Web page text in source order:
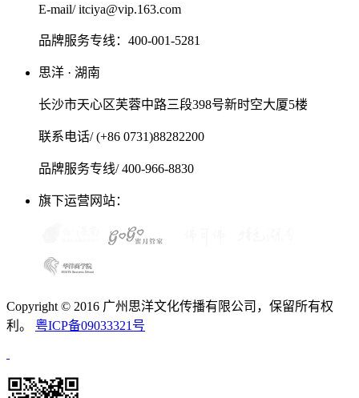
E-mail/ itciya@vip.163.com
品牌服务专线：400-001-5281
思洋 · 湖南
长沙市天心区芙蓉中路三段398号新时空大厦5楼
联系电话/ (+86 0731)88282200
品牌服务专线/ 400-966-8830
旗下运营网站：
Copyright © 2016 广州思洋文化传播有限公司，保留所有权
利。 粤ICP备09033321号